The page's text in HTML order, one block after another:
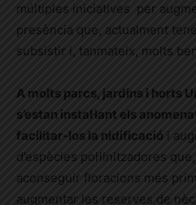
múltiples iniciatives per
presència que, actualment
subsistir i, tanmateix, molts
A molts parcs, jardins i horts
s’estan instal·lant els
facilitar-los la nidificació i
d’espècies pol·linitzadores
aconseguir floracions més
augmentar les reserves de